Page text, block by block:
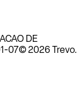
DE
07© 2026 Trevo.